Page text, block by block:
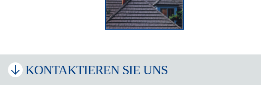
KONTAKTIEREN SIE UNS